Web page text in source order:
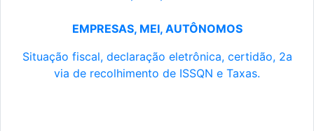
EMPRESAS, MEI, AUTÔNOMOS
Situação fiscal, declaração eletrônica, certidão, 2a
via de recolhimento de ISSQN e Taxas.